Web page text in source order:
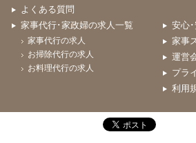
よくある質問
家事代行･家政婦の求人一覧
家事代行の求人
お掃除代行の求人
お料理代行の求人
安心
家事
運営
プラ
利用